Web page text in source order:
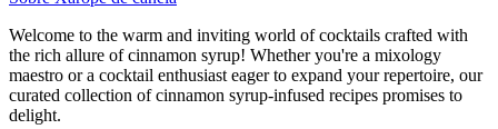
Welcome to the warm and inviting world of cocktails crafted with
the rich allure of cinnamon syrup! Whether you're a mixology
maestro or a cocktail enthusiast eager to expand your repertoire, our
curated collection of cinnamon syrup-infused recipes promises to
delight.